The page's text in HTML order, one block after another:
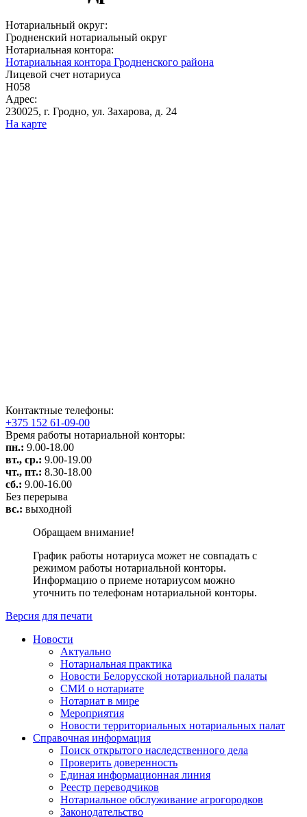
Нотариальный округ:
Гродненский нотариальный округ
Нотариальная контора:
Нотариальная контора Гродненского района
Лицевой счет нотариуса
Н058
Адрес:
230025, г. Гродно, ул. Захарова, д. 24
На карте
Контактные телефоны:
+375 152 61-09-00
Время работы нотариальной конторы:
пн.: 9.00-18.00
вт., ср.: 9.00-19.00
чт., пт.: 8.30-18.00
сб.: 9.00-16.00
Без перерыва
вс.: выходной
Обращаем внимание!
График работы нотариуса может не совпадать с
режимом работы нотариальной конторы.
Информацию о приеме нотариусом можно
уточнить по телефонам нотариальной конторы.
Версия для печати
Новости
Актуально
Нотариальная практика
Новости Белорусской нотариальной палаты
СМИ о нотариате
Нотариат в мире
Мероприятия
Новости территориальных нотариальных палат
Справочная информация
Поиск открытого наследственного дела
Проверить доверенность
Единая информационная линия
Реестр переводчиков
Нотариальное обслуживание агрогородков
Законодательство